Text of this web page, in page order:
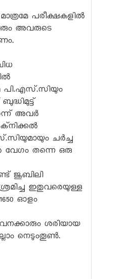
പരീക്ഷകളിൽ
അവരുടെ
പി.എസ്.സിയും
അവർ
ചർച്ച
വേഗം തന്നെ ഒരു
ജൂബിലി
ഇതുവരെയുള്ള
ഓളം
ശരിയായ
നെടുംതൂൺ.